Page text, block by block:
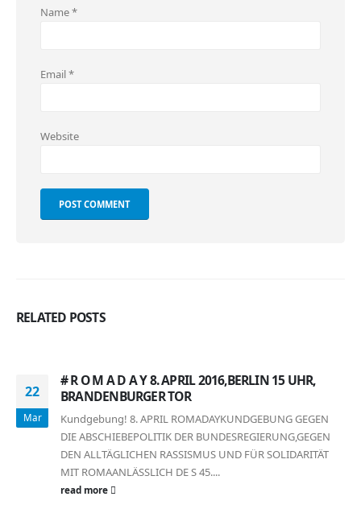
Name*
Email*
Website
RELATED POSTS
22
Mar
# R O M A D A Y 8. APRIL 2016,BERLIN 15 UHR,
BRANDENBURGER TOR
Kundgebung! 8. APRIL ROMADAYKUNDGEBUNG GEGEN
DIE ABSCHIEBEPOLITIK DER BUNDESREGIERUNG,GEGEN
DEN ALLTÄGLICHEN RASSISMUS UND FÜR SOLIDARITÄT
MIT ROMAANLÄSSLICH DE S 45....
read more